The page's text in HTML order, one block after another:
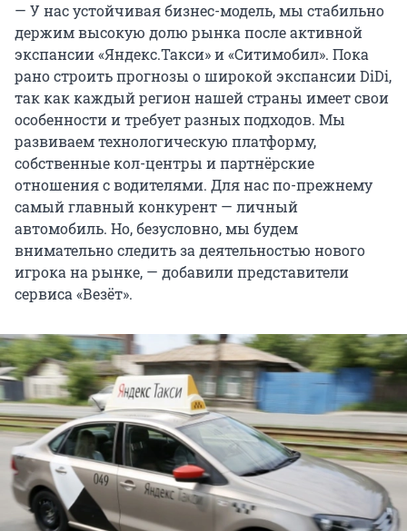
— У нас устойчивая бизнес-модель, мы стабильно
держим высокую долю рынка после активной
экспансии «Яндекс.Такси» и «Ситимобил». Пока
рано строить прогнозы о широкой экспансии DiDi,
так как каждый регион нашей страны имеет свои
особенности и требует разных подходов. Мы
развиваем технологическую платформу,
собственные кол-центры и партнёрские
отношения с водителями. Для нас по-прежнему
самый главный конкурент — личный
автомобиль. Но, безусловно, мы будем
внимательно следить за деятельностью нового
игрока на рынке, — добавили представители
сервиса «Везёт».